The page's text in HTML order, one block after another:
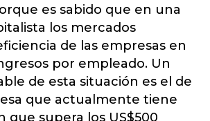
es sabido que en una
los mercados
de las empresas en
por empleado. Un
de esta situación es el de
que actualmente tiene
que supera los US$500